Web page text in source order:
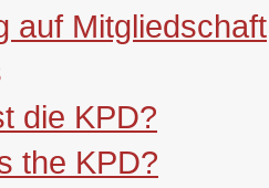
auf Mitgliedschaft
die KPD?
the KPD?